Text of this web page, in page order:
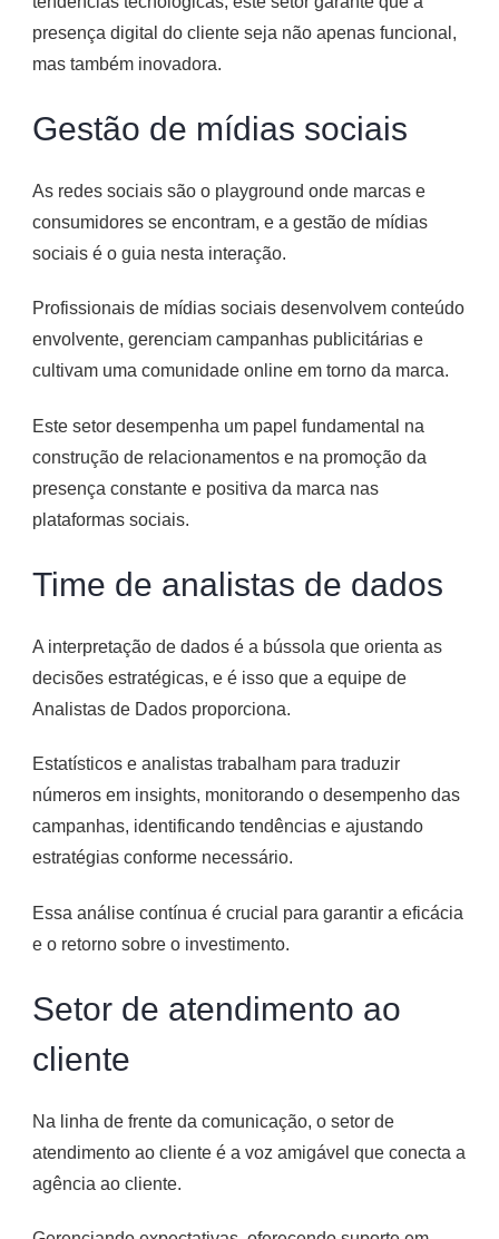
presença digital do cliente seja não apenas funcional,
mas também inovadora.
Gestão de mídias sociais
As redes sociais são o playground onde marcas e
consumidores se encontram, e a gestão de mídias
sociais é o guia nesta interação.
Profissionais de mídias sociais desenvolvem conteúdo
envolvente, gerenciam campanhas publicitárias e
cultivam uma comunidade online em torno da marca.
Este setor desempenha um papel fundamental na
construção de relacionamentos e na promoção da
presença constante e positiva da marca nas
plataformas sociais.
Time de analistas de dados
A interpretação de dados é a bússola que orienta as
decisões estratégicas, e é isso que a equipe de
Analistas de Dados proporciona.
Estatísticos e analistas trabalham para traduzir
números em insights, monitorando o desempenho das
campanhas, identificando tendências e ajustando
estratégias conforme necessário.
Essa análise contínua é crucial para garantir a eficácia
e o retorno sobre o investimento.
Setor de atendimento ao
cliente
Na linha de frente da comunicação, o setor de
atendimento ao cliente é a voz amigável que conecta a
agência ao cliente.